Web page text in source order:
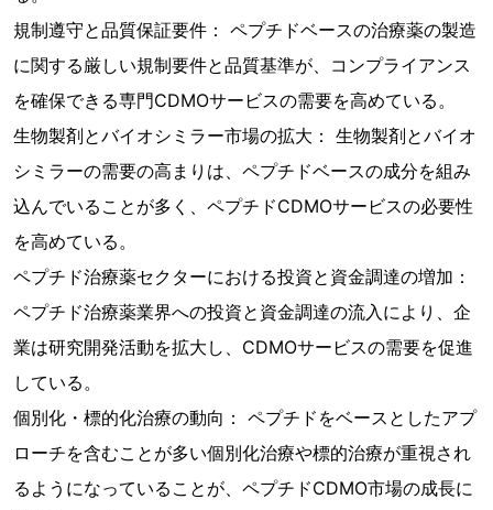
規制遵守と品質保証要件： ペプチドベースの治療薬の製造
に関する厳しい規制要件と品質基準が、コンプライアンス
を確保できる専門CDMOサービスの需要を高めている。
生物製剤とバイオシミラー市場の拡大： 生物製剤とバイオ
シミラーの需要の高まりは、ペプチドベースの成分を組み
込んでいることが多く、ペプチドCDMOサービスの必要性
を高めている。
ペプチド治療薬セクターにおける投資と資金調達の増加：
ペプチド治療薬業界への投資と資金調達の流入により、企
業は研究開発活動を拡大し、CDMOサービスの需要を促進
している。
個別化・標的化治療の動向： ペプチドをベースとしたアプ
ローチを含むことが多い個別化治療や標的治療が重視され
るようになっていることが、ペプチドCDMO市場の成長に